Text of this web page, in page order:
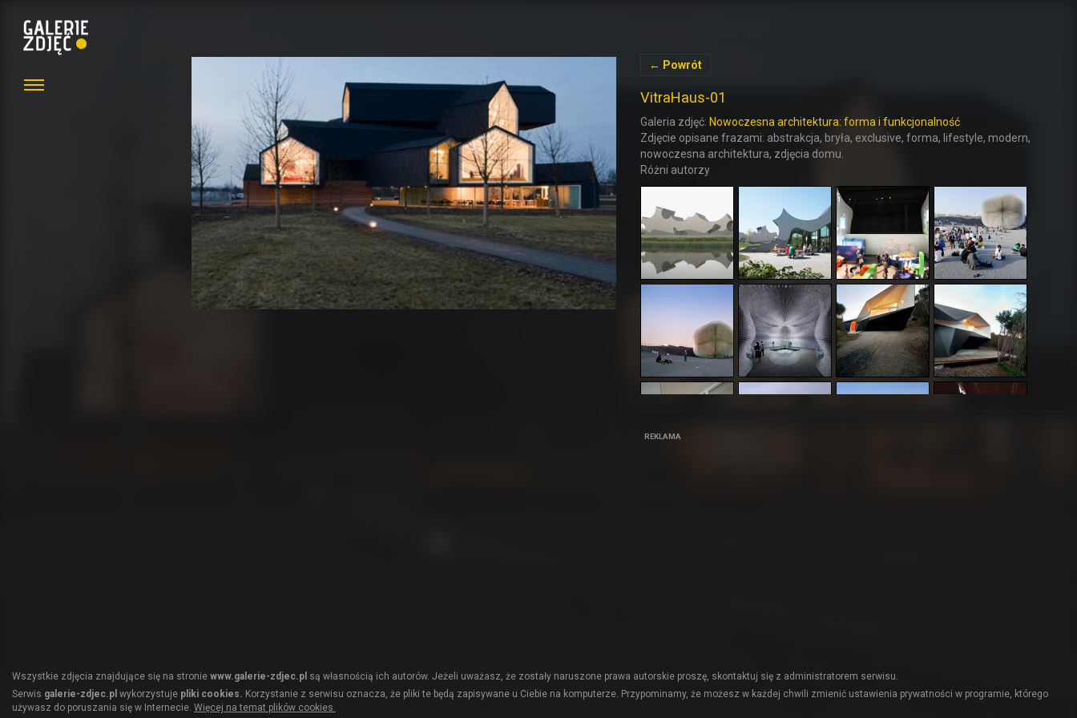
← Powrót
VitraHaus-01
Galeria zdjęć: Nowoczesna architektura: forma i funkcjonalność
Zdjęcie opisane frazami: abstrakcja, bryła, exclusive, forma, lifestyle, modern,
nowoczesna architektura, zdjęcia domu.
Różni autorzy
REKLAMA
Wszystkie zdjęcia znajdujące się na stronie www.galerie-zdjec.pl są własnością ich autorów. Jeżeli uważasz, że zostały naruszone prawa autorskie proszę, skontaktuj się z administratorem serwisu.
Serwis galerie-zdjec.pl wykorzystuje pliki cookies. Korzystanie z serwisu oznacza, że pliki te będą zapisywane u Ciebie na komputerze. Przypominamy, że możesz w każdej chwili zmienić ustawienia prywatności w programie, którego
używasz do poruszania się w Internecie. Więcej na temat plików cookies.